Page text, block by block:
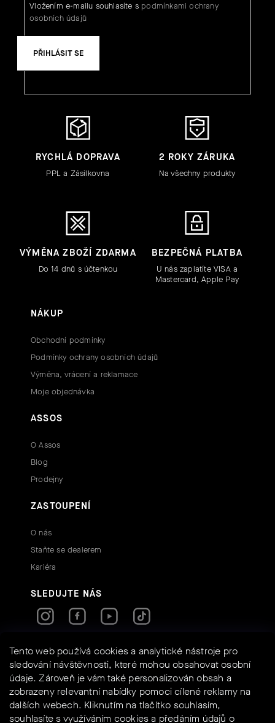
Tento web používá cookies a analytické nástroje pro
sledování návštěvnosti, které mohou obsahovat osobní
údaje. Zároveň je vám také personalizován obsah a
zobrazeny relevantní nabídky pomoci cílené reklamy na
dalších webech. Kliknutím na tlačítko souhlasím,
souhlasíte s využíváním cookies a předáním údajů o
Vložením e-mailu souhlasíte s podmínkami ochrany
osobních údajů
PŘIHLÁSIT SE
RYCHLÁ DOPRAVA
PPL a Zásilkovna
2 ROKY ZÁRUKA
Na všechny produkty
VÝMĚNA ZBOŽÍ ZDARMA
Do 14 dnů s účtenkou
BEZPEČNÁ PLATBA
U nás zaplatíte VISA a
Mastercard, Apple Pay
NÁKUP
Obchodní podmínky
Podmínky ochrany osobních údajů
Výměna, vrácení a reklamace
Moje objednávka
ASSOS
O Assos
Blog
Prodejny
ZASTOUPENÍ
O nás
Staňte se dealerem
Kariéra
SLEDUJTE NÁS
RYCHLÉ KONTAKTY
info@assos-shop.cz
+420 605 234 525
Powered by
Shoptet